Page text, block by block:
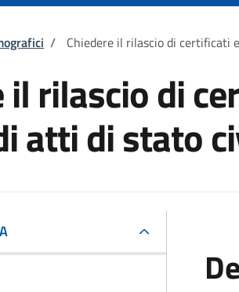
pane
/ Chiedere il rilascio di
il rilascio di
atti di stato